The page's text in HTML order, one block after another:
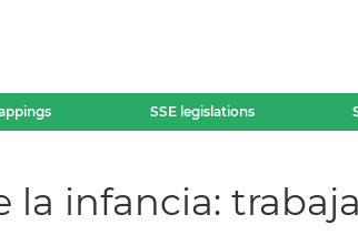
SSE legislations
la infancia: